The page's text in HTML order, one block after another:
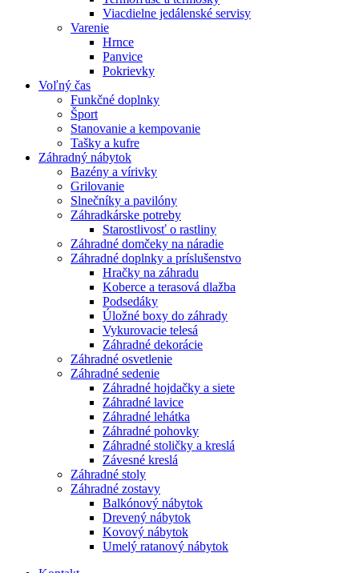
Viacdielne jedálenské servisy
Varenie
Hrnce
Panvice
Pokrievky
Voľný čas
Funkčné doplnky
Šport
Stanovanie a kempovanie
Tašky a kufre
Záhradný nábytok
Bazény a vírivky
Grilovanie
Slnečníky a pavilóny
Záhradkárske potreby
Starostlivosť o rastliny
Záhradné domčeky na náradie
Záhradné doplnky a príslušenstvo
Hračky na záhradu
Koberce a terasová dlažba
Podsedáky
Úložné boxy do záhrady
Vykurovacie telesá
Záhradné dekorácie
Záhradné osvetlenie
Záhradné sedenie
Záhradné hojdačky a siete
Záhradné lavice
Záhradné lehátka
Záhradné pohovky
Záhradné stoličky a kreslá
Závesné kreslá
Záhradné stoly
Záhradné zostavy
Balkónový nábytok
Drevený nábytok
Kovový nábytok
Umelý ratanový nábytok